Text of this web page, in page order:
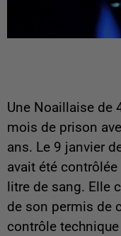
Une Noaillaise de
mois de prison
ans. Le 9 janvier
avait été
litre de sang. Elle
de son permis de
contrôle